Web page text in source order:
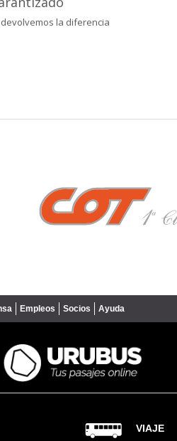
la diferencia
Empleos Socios Ayuda
VIAJE